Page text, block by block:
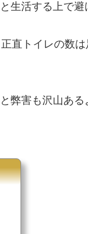
生活する上で
直トイレの数
弊害も沢山ある